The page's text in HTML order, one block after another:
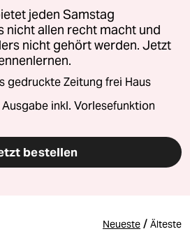
jeden Samstag
nicht allen recht macht und
nicht gehört werden. Jetzt
gedruckte Zeitung frei Haus
inkl. Vorlesefunktion
bestellen
Neueste / Älteste